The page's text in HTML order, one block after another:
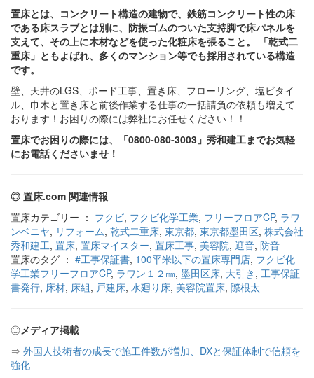
置床とは、コンクリート構造の建物で、鉄筋コンクリート性の床
である床スラブとは別に、防振ゴムのついた支持脚で床パネルを
支えて、その上に木材などを使った化粧床を張ること。 「乾式二
重床」ともよばれ、多くのマンション等でも採用されている構造
です。
壁、天井のLGS、ボード工事、置き床、フローリング、塩ビタイ
ル、巾木と置き床と前後作業する仕事の一括請負の依頼も増えて
おります！お困りの際には弊社にお任せください！！
置床でお困りの際には、「0800-080-3003」秀和建工までお気軽
にお電話くださいませ！
◎ 置床.com 関連情報
置床カテゴリー ： フクビ, フクビ化学工業, フリーフロアCP, ラワ
ンベニヤ, リフォーム, 乾式二重床, 東京都, 東京都墨田区, 株式会社
秀和建工, 置床, 置床マイスター, 置床工事, 美容院, 遮音, 防音
置床のタグ ： #工事保証書, 100平米以下の置床専門店, フクビ化
学工業フリーフロアCP, ラワン１２㎜, 墨田区床, 大引き , 工事保証
書発行, 床材, 床組, 戸建床, 水廻り床, 美容院置床, 際根太
◎メディア掲載
⇒ 外国人技術者の成長で施工件数が増加、DXと保証体制で信頼を
強化